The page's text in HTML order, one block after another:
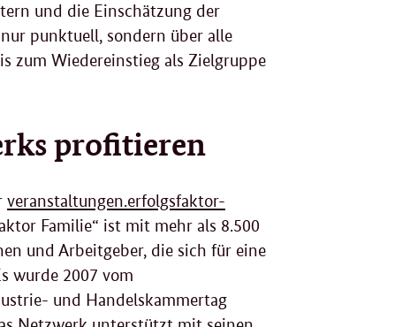
und die Einschätzung der
punktuell, sondern über alle
zum Wiedereinstieg als Zielgruppe
profitieren
veranstaltungen.erfolgsfaktor-
Familie“ ist mit mehr als 8.500
und Arbeitgeber, die sich für eine
wurde 2007 vom
und Handelskammertag